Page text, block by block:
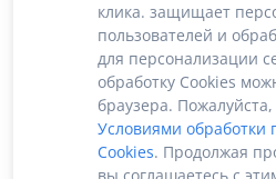
клика. защищает
пользователей и
для персонализации
обработку Cookies
браузера.
Условиями обработки
Cookies. Продолжая